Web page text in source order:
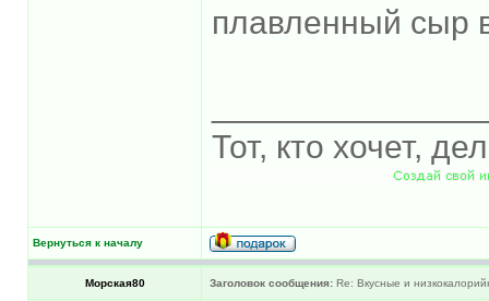
плавленный сыр
Тот, кто хочет,
Вернуться к началу
Морская80 Заголовок сообщения: Re: Вкусные и